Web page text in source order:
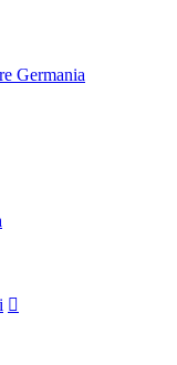
Germania